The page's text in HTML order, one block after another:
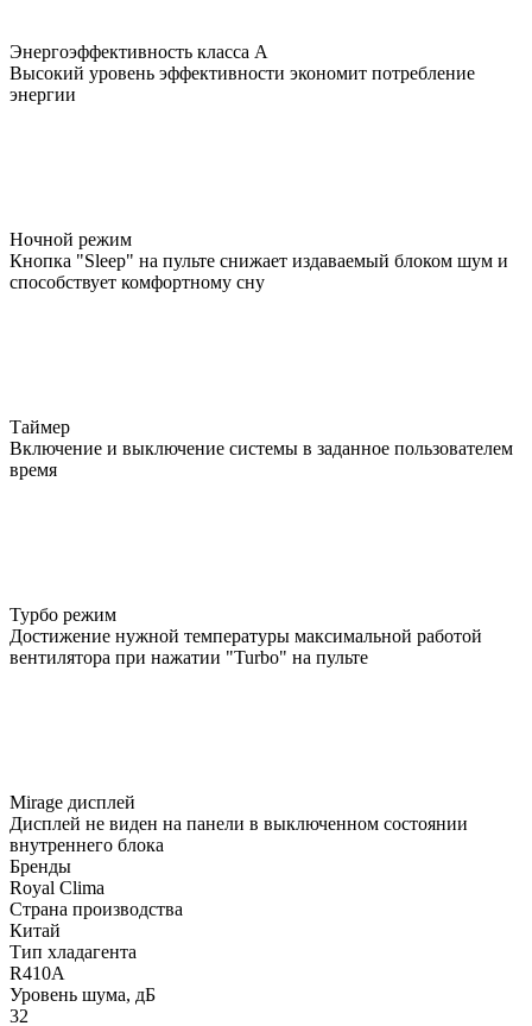
Энергоэффективность класса А
Высокий уровень эффективности экономит потребление
энергии
Ночной режим
Кнопка "Sleep" на пульте снижает издаваемый блоком шум и
способствует комфортному сну
Таймер
Включение и выключение системы в заданное пользователем
время
Турбо режим
Достижение нужной температуры максимальной работой
вентилятора при нажатии "Turbo" на пульте
Mirage дисплей
Дисплей не виден на панели в выключенном состоянии
внутреннего блока
Бренды
Royal Clima
Страна производства
Китай
Тип хладагента
R410A
Уровень шума, дБ
32